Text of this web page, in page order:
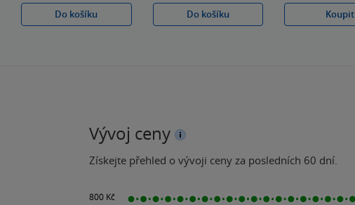
Do košíku
Do košíku
Koupit
Vývoj ceny
Získejte přehled o vývoji ceny za posledních 60 dní.